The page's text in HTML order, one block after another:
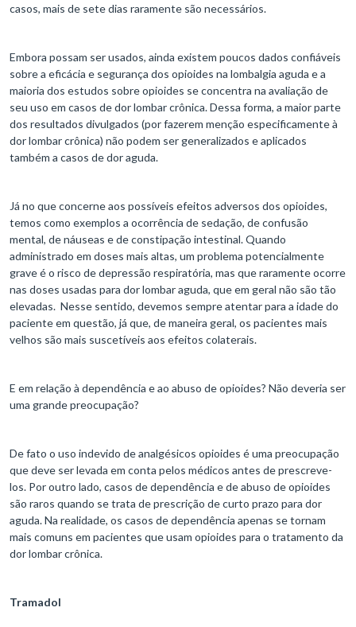
casos, mais de sete dias raramente são necessários.
Embora possam ser usados, ainda existem poucos dados confiáveis
sobre a eficácia e segurança dos opioides na lombalgia aguda e a
maioria dos estudos sobre opioides se concentra na avaliação de
seu uso em casos de dor lombar crônica. Dessa forma, a maior parte
dos resultados divulgados (por fazerem menção especificamente à
dor lombar crônica) não podem ser generalizados e aplicados
também a casos de dor aguda.
Já no que concerne aos possíveis efeitos adversos dos opioides,
temos como exemplos a ocorrência de sedação, de confusão
mental, de náuseas e de constipação intestinal. Quando
administrado em doses mais altas, um problema potencialmente
grave é o risco de depressão respiratória, mas que raramente ocorre
nas doses usadas para dor lombar aguda, que em geral não são tão
elevadas. Nesse sentido, devemos sempre atentar para a idade do
paciente em questão, já que, de maneira geral, os pacientes mais
velhos são mais suscetíveis aos efeitos colaterais.
E em relação à dependência e ao abuso de opioides? Não deveria ser
uma grande preocupação?
De fato o uso indevido de analgésicos opioides é uma preocupação
que deve ser levada em conta pelos médicos antes de prescreve-
los. Por outro lado, casos de dependência e de abuso de opioides
são raros quando se trata de prescrição de curto prazo para dor
aguda. Na realidade, os casos de dependência apenas se tornam
mais comuns em pacientes que usam opioides para o tratamento da
dor lombar crônica.
Tramadol